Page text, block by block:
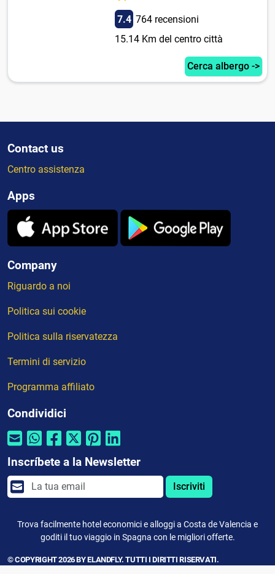
7.4 764 recensioni
15.14 Km del centro città
Cerca albergo ->
Contact us
Centro assistenza
Apps
Company
Riguardo a noi
Politica sui cookie
Politica sulla riservatezza
Termini di servizio
Programma affiliato
Condividici
Inscríbete a la Newsletter
Iscriviti
Trova facilmente hotel economici e alloggi a Costa de Valencia e
goditi il tuo viaggio in Spagna con le migliori offerte.
© COPYRIGHT 2026 BY ELANDFLY. TUTTI I DIRITTI RISERVATI.